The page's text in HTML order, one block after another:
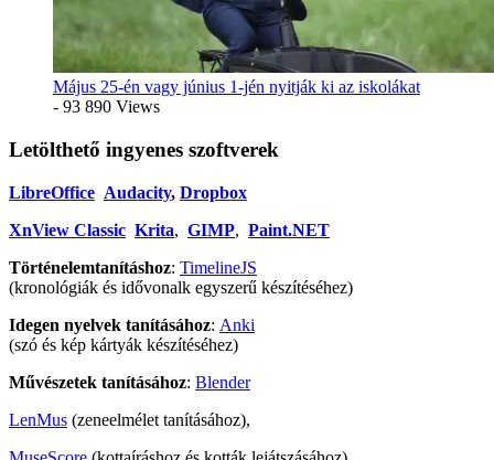
Május 25-én vagy június 1-jén nyitják ki az iskolákat
- 93 890 Views
Letölthető ingyenes szoftverek
LibreOffice Audacity, Dropbox
XnView Classic Krita, GIMP, Paint.NET
Történelemtanításhoz: TimelineJS
(kronológiák és idővonalk egyszerű készítéséhez)
Idegen nyelvek tanításához: Anki
(szó és kép kártyák készítéséhez)
Művészetek tanításához: Blender
LenMus (zeneelmélet tanításához),